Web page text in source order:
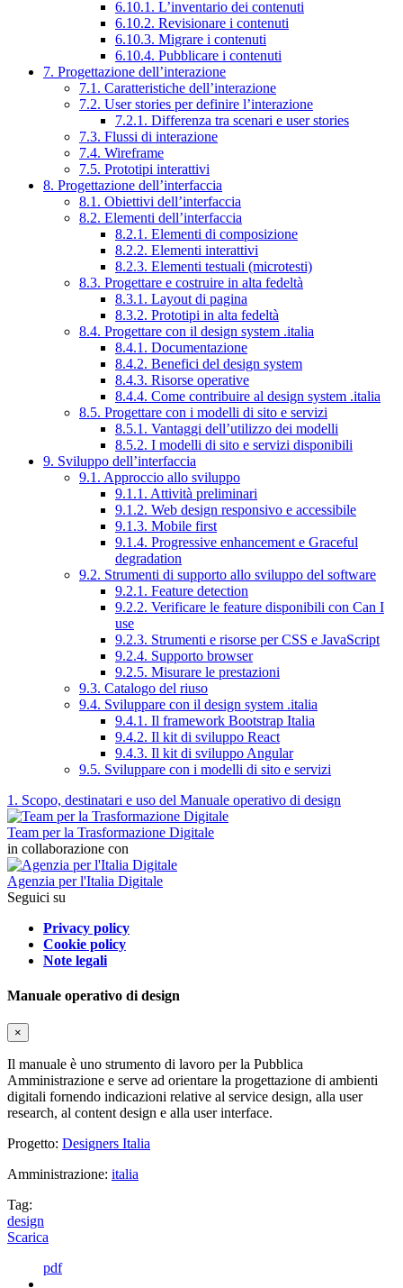
6.10.1. L’inventario dei contenuti
6.10.2. Revisionare i contenuti
6.10.3. Migrare i contenuti
6.10.4. Pubblicare i contenuti
7. Progettazione dell’interazione
7.1. Caratteristiche dell’interazione
7.2. User stories per definire l’interazione
7.2.1. Differenza tra scenari e user stories
7.3. Flussi di interazione
7.4. Wireframe
7.5. Prototipi interattivi
8. Progettazione dell’interfaccia
8.1. Obiettivi dell’interfaccia
8.2. Elementi dell’interfaccia
8.2.1. Elementi di composizione
8.2.2. Elementi interattivi
8.2.3. Elementi testuali (microtesti)
8.3. Progettare e costruire in alta fedeltà
8.3.1. Layout di pagina
8.3.2. Prototipi in alta fedeltà
8.4. Progettare con il design system .italia
8.4.1. Documentazione
8.4.2. Benefici del design system
8.4.3. Risorse operative
8.4.4. Come contribuire al design system .italia
8.5. Progettare con i modelli di sito e servizi
8.5.1. Vantaggi dell’utilizzo dei modelli
8.5.2. I modelli di sito e servizi disponibili
9. Sviluppo dell’interfaccia
9.1. Approccio allo sviluppo
9.1.1. Attività preliminari
9.1.2. Web design responsivo e accessibile
9.1.3. Mobile first
9.1.4. Progressive enhancement e Graceful
degradation
9.2. Strumenti di supporto allo sviluppo del software
9.2.1. Feature detection
9.2.2. Verificare le feature disponibili con Can I
use
9.2.3. Strumenti e risorse per CSS e JavaScript
9.2.4. Supporto browser
9.2.5. Misurare le prestazioni
9.3. Catalogo del riuso
9.4. Sviluppare con il design system .italia
9.4.1. Il framework Bootstrap Italia
9.4.2. Il kit di sviluppo React
9.4.3. Il kit di sviluppo Angular
9.5. Sviluppare con i modelli di sito e servizi
1. Scopo, destinatari e uso del Manuale operativo di design
Team per la Trasformazione Digitale
in collaborazione con
Agenzia per l'Italia Digitale
Seguici su
Privacy policy
Cookie policy
Note legali
Manuale operativo di design
×
Il manuale è uno strumento di lavoro per la Pubblica
Amministrazione e serve ad orientare la progettazione di ambienti
digitali fornendo indicazioni relative al service design, alla user
research, al content design e alla user interface.
Progetto: Designers Italia
Amministrazione: italia
Tag:
design
Scarica
pdf